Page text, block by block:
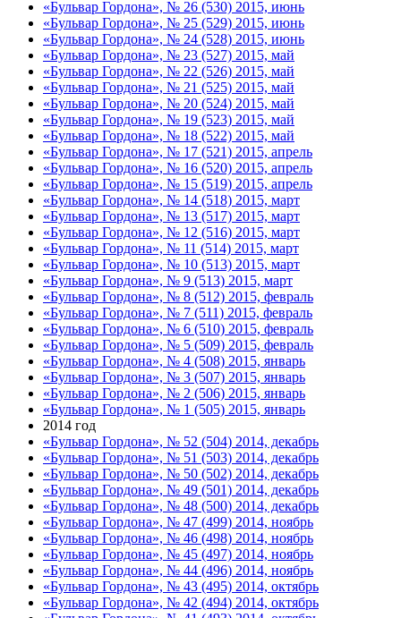
«Бульвар Гордона», № 26 (530) 2015, июнь
«Бульвар Гордона», № 25 (529) 2015, июнь
«Бульвар Гордона», № 24 (528) 2015, июнь
«Бульвар Гордона», № 23 (527) 2015, май
«Бульвар Гордона», № 22 (526) 2015, май
«Бульвар Гордона», № 21 (525) 2015, май
«Бульвар Гордона», № 20 (524) 2015, май
«Бульвар Гордона», № 19 (523) 2015, май
«Бульвар Гордона», № 18 (522) 2015, май
«Бульвар Гордона», № 17 (521) 2015, апрель
«Бульвар Гордона», № 16 (520) 2015, апрель
«Бульвар Гордона», № 15 (519) 2015, апрель
«Бульвар Гордона», № 14 (518) 2015, март
«Бульвар Гордона», № 13 (517) 2015, март
«Бульвар Гордона», № 12 (516) 2015, март
«Бульвар Гордона», № 11 (514) 2015, март
«Бульвар Гордона», № 10 (513) 2015, март
«Бульвар Гордона», № 9 (513) 2015, март
«Бульвар Гордона», № 8 (512) 2015, февраль
«Бульвар Гордона», № 7 (511) 2015, февраль
«Бульвар Гордона», № 6 (510) 2015, февраль
«Бульвар Гордона», № 5 (509) 2015, февраль
«Бульвар Гордона», № 4 (508) 2015, январь
«Бульвар Гордона», № 3 (507) 2015, январь
«Бульвар Гордона», № 2 (506) 2015, январь
«Бульвар Гордона», № 1 (505) 2015, январь
2014 год
«Бульвар Гордона», № 52 (504) 2014, декабрь
«Бульвар Гордона», № 51 (503) 2014, декабрь
«Бульвар Гордона», № 50 (502) 2014, декабрь
«Бульвар Гордона», № 49 (501) 2014, декабрь
«Бульвар Гордона», № 48 (500) 2014, декабрь
«Бульвар Гордона», № 47 (499) 2014, ноябрь
«Бульвар Гордона», № 46 (498) 2014, ноябрь
«Бульвар Гордона», № 45 (497) 2014, ноябрь
«Бульвар Гордона», № 44 (496) 2014, ноябрь
«Бульвар Гордона», № 43 (495) 2014, октябрь
«Бульвар Гордона», № 42 (494) 2014, октябрь